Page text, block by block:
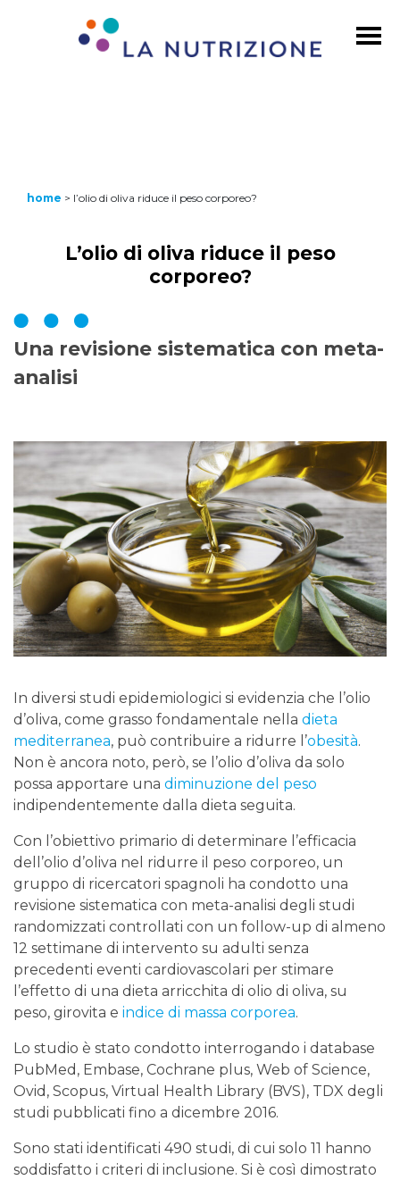
home > l’olio di oliva riduce il peso corporeo?
L’olio di oliva riduce il peso
corporeo?
Una revisione sistematica con meta-
analisi
In diversi studi epidemiologici si evidenzia che l’olio
d’oliva, come grasso fondamentale nella dieta
mediterranea, può contribuire a ridurre l’obesità.
Non è ancora noto, però, se l’olio d’oliva da solo
possa apportare una diminuzione del peso
indipendentemente dalla dieta seguita.
Con l’obiettivo primario di determinare l’efficacia
dell’olio d’oliva nel ridurre il peso corporeo, un
gruppo di ricercatori spagnoli ha condotto una
revisione sistematica con meta-analisi degli studi
randomizzati controllati con un follow-up di almeno
12 settimane di intervento su adulti senza
precedenti eventi cardiovascolari per stimare
l’effetto di una dieta arricchita di olio di oliva, su
peso, girovita e indice di massa corporea.
Lo studio è stato condotto interrogando i database
PubMed, Embase, Cochrane plus, Web of Science,
Ovid, Scopus, Virtual Health Library (BVS), TDX degli
studi pubblicati fino a dicembre 2016.
Sono stati identificati 490 studi, di cui solo 11 hanno
soddisfatto i criteri di inclusione. Si è così dimostrato